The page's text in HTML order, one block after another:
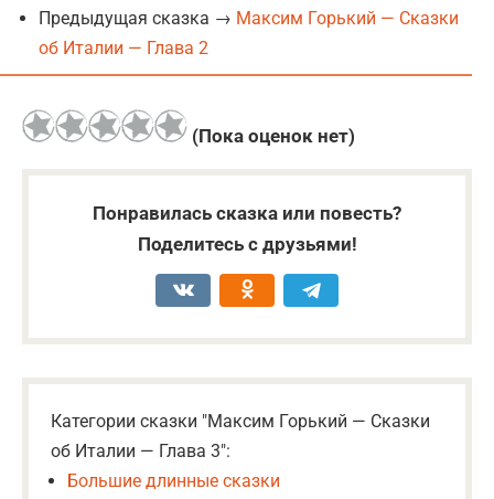
Предыдущая сказка → Максим Горький — Сказки
об Италии — Глава 2
(Пока оценок нет)
Понравилась сказка или повесть?
Поделитесь с друзьями!
Категории сказки "Максим Горький — Сказки
об Италии — Глава 3":
Большие длинные сказки